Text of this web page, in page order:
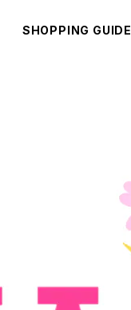
SHOPPING GUIDE